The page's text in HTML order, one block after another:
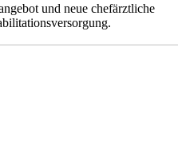
und neue chefärztliche